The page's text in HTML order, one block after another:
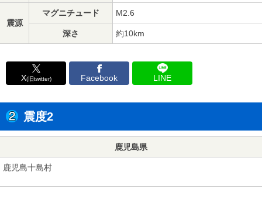
震源
マグニチュード M2.6
深さ 約10km
X(旧twitter) Facebook LINE
震度2
鹿児島県
鹿児島十島村